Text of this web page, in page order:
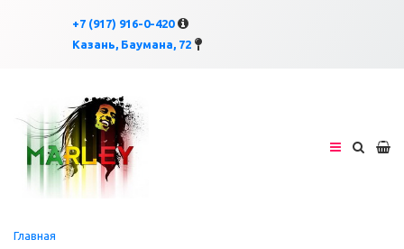
+7 (917) 916-0-420
Казань, Баумана, 72×
Главная